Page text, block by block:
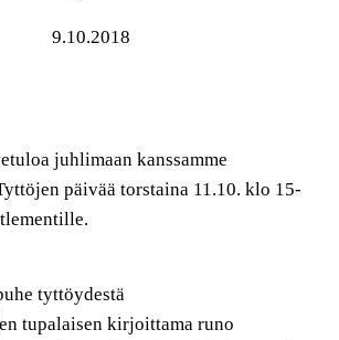
9.10.2018
juhlimaan kanssamme
päivää torstaina 11.10. klo 15-
tyttöydestä
tupalaisen kirjoittama runo